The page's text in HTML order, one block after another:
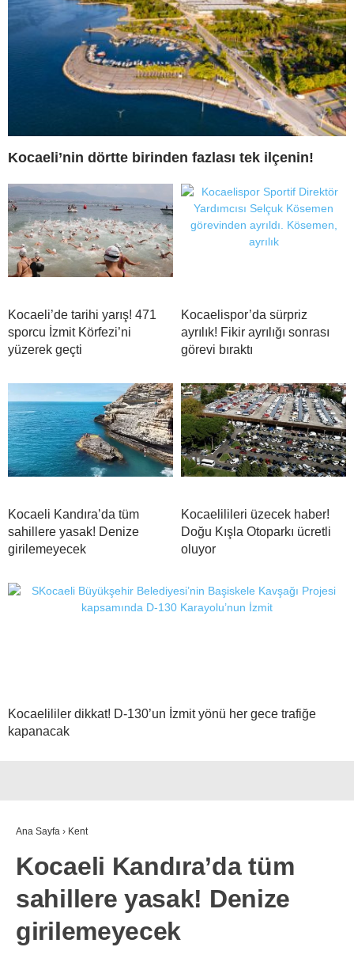
Kocaeli’nin dörtte birinden fazlası tek ilçenin!
Kocaeli’de tarihi yarış! 471
sporcu İzmit Körfezi’ni
yüzerek geçti
Kocaelispor’da sürpriz
ayrılık! Fikir ayrılığı sonrası
görevi bıraktı
Kocaeli Kandıra’da tüm
sahillere yasak! Denize
girilemeyecek
Kocaelilileri üzecek haber!
Doğu Kışla Otoparkı ücretli
oluyor
Kocaelililer dikkat! D-130’un İzmit yönü her gece trafiğe
kapanacak
Ana Sayfa › Kent
Kocaeli Kandıra’da tüm
sahillere yasak! Denize
girilemeyecek